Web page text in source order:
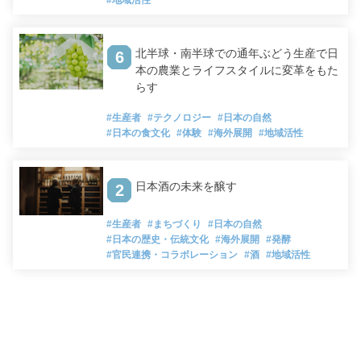
6
北半球・南半球での通年ぶどう生産で日
本の農業とライフスタイルに変革をもた
らす
#生産者 #テクノロジー #日本の自然
#日本の食文化 #体験 #海外展開 #地域活性
2 日本酒の未来を醸す
#生産者 #まちづくり
#日本の自然
#日本の歴史・伝統文化 #海外展開
#発酵
#官民連携・コラボレーション #酒 #地域活性